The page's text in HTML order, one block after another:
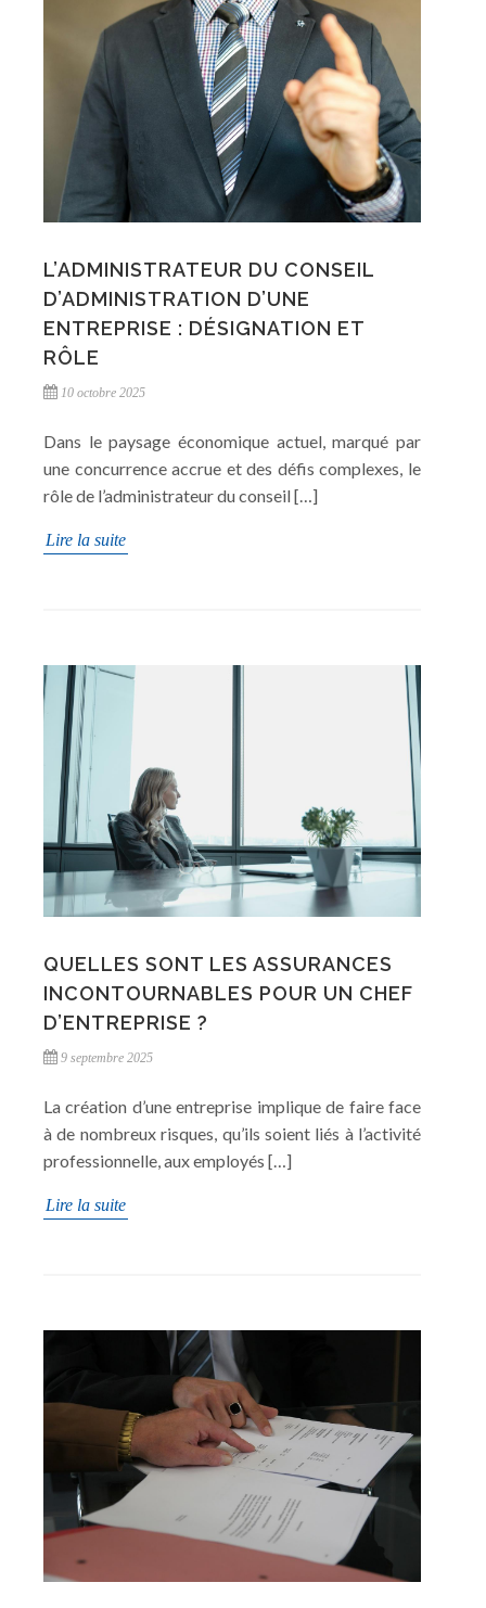
L’ADMINISTRATEUR DU CONSEIL
D’ADMINISTRATION D’UNE
ENTREPRISE : DÉSIGNATION ET
RÔLE
10 octobre 2025
Dans le paysage économique actuel, marqué par
une concurrence accrue et des défis complexes, le
rôle de l’administrateur du conseil […]
Lire la suite
QUELLES SONT LES ASSURANCES
INCONTOURNABLES POUR UN CHEF
D’ENTREPRISE ?
9 septembre 2025
La création d’une entreprise implique de faire face
à de nombreux risques, qu’ils soient liés à l’activité
professionnelle, aux employés […]
Lire la suite